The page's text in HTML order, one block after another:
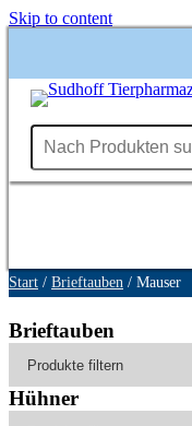
Skip to content
Start / Brieftauben / Mauser
Brieftauben
Hühner